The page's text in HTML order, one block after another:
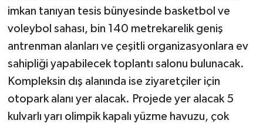
imkan tanıyan tesis bünyesinde basketbol ve
voleybol sahası, bin 140 metrekarelik geniş
antrenman alanları ve çeşitli organizasyonlara ev
sahipliği yapabilecek toplantı salonu bulunacak.
Kompleksin dış alanında ise ziyaretçiler için
otopark alanı yer alacak. Projede yer alacak 5
kulvarlı yarı olimpik kapalı yüzme havuzu, çok